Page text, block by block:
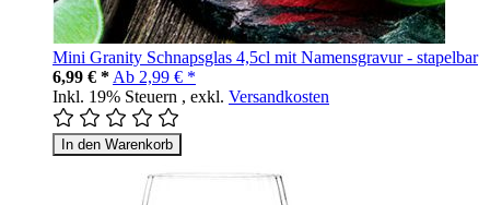
Mini Granity Schnapsglas 4,5cl mit Namensgravur - stapelbar
6,99 € * Ab 2,99 € *
Inkl. 19% Steuern , exkl. Versandkosten
In den Warenkorb